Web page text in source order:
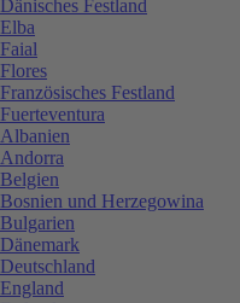
Dänisches Festland
Elba
Faial
Flores
Französisches Festland
Fuerteventura
Albanien
Andorra
Belgien
Bosnien und Herzegowina
Bulgarien
Dänemark
Deutschland
England